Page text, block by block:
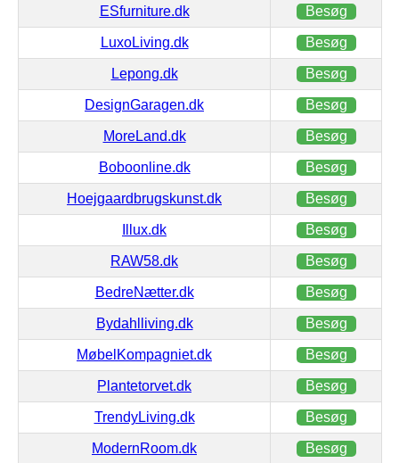
ESfurniture.dk Besøg
LuxoLiving.dk Besøg
Lepong.dk Besøg
DesignGaragen.dk Besøg
MoreLand.dk Besøg
Boboonline.dk Besøg
Hoejgaardbrugskunst.dk Besøg
Illux.dk Besøg
RAW58.dk Besøg
BedreNætter.dk Besøg
Bydahlliving.dk Besøg
MøbelKompagniet.dk Besøg
Plantetorvet.dk Besøg
TrendyLiving.dk Besøg
ModernRoom.dk Besøg